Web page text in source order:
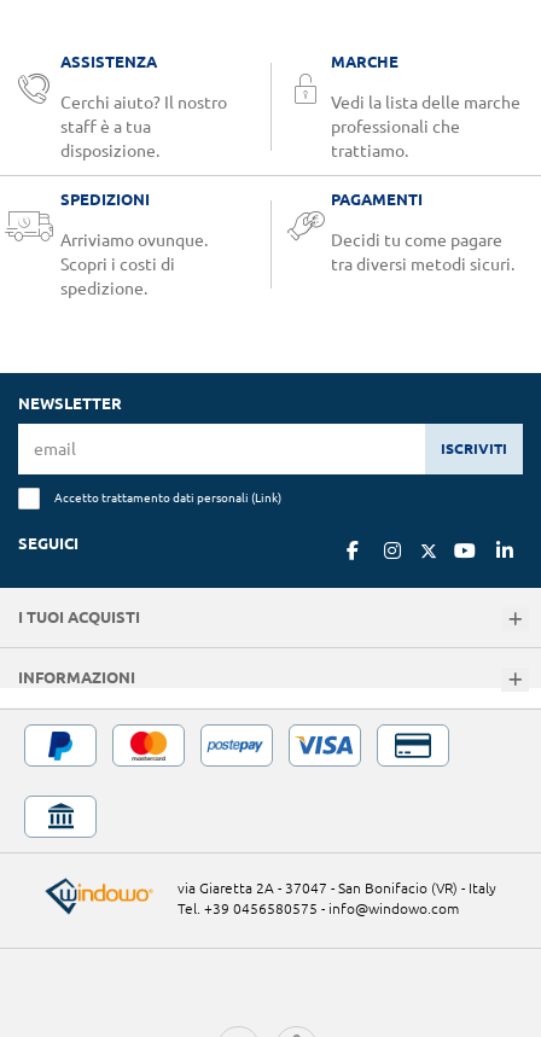
ASSISTENZA
Cerchi aiuto? Il nostro
staff è a tua
disposizione.
MARCHE
Vedi la lista delle marche
professionali che
trattiamo.
SPEDIZIONI
Arriviamo ovunque.
Scopri i costi di
spedizione.
PAGAMENTI
Decidi tu come pagare
tra diversi metodi sicuri.
NEWSLETTER
ISCRIVITI
Accetto trattamento dati personali (Link)
SEGUICI
I TUOI ACQUISTI
INFORMAZIONI
via Giaretta 2A - 37047 - San Bonifacio (VR) - Italy
Tel. +39 0456580575 - info@windowo.com